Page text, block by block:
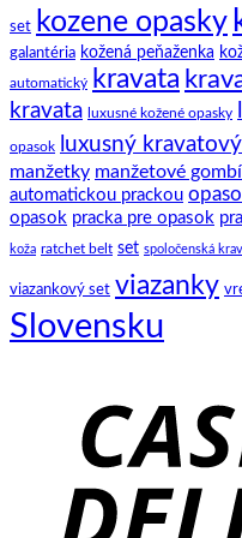
set kozene opasky
galantéria kožená peňaženka
automatický kravata
kravata luxusné kožené opasky
opasok luxusný
manžetky manžetové
automatickou prackou
opasok pracka pre opasok
koža ratchet belt set spoločenská
viazankový set viazanky
Slovensku